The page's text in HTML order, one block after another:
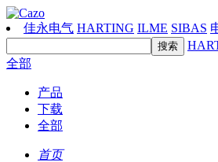
佳永电气 HARTING ILME SIBAS
全部
产品
下载
全部
首页